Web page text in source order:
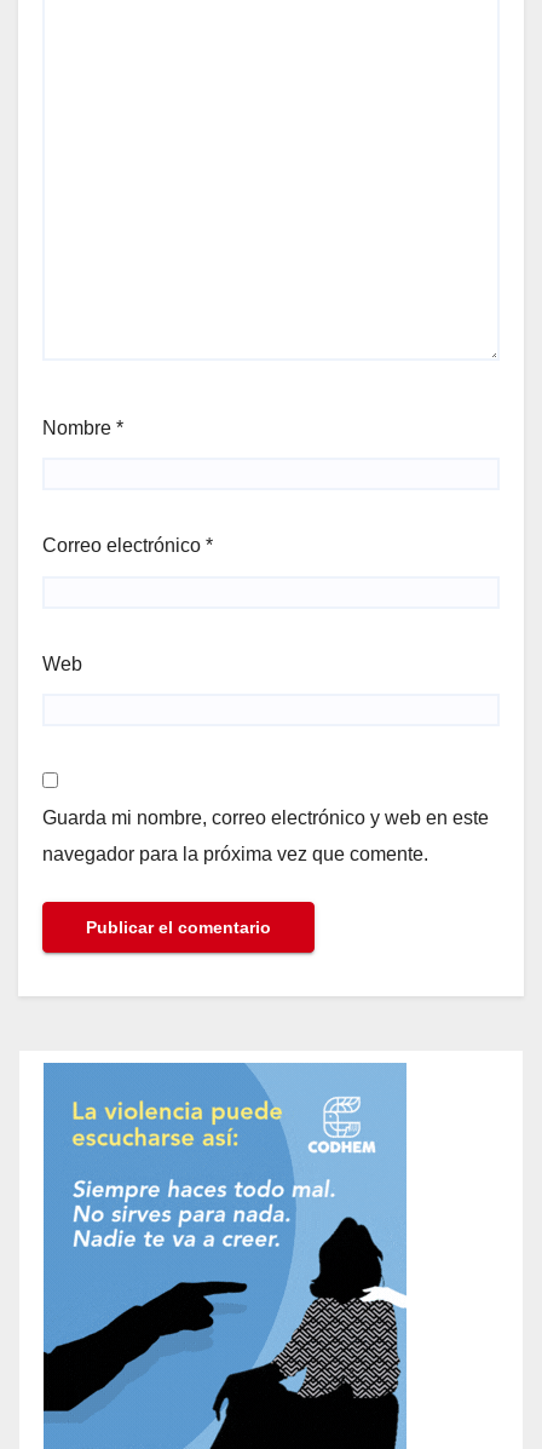
Nombre *
Correo electrónico *
Web
Guarda mi nombre, correo electrónico y web en este
navegador para la próxima vez que comente.